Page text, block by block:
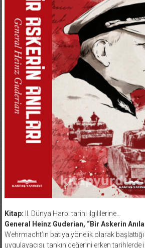
Kitap: II. Dünya Harbi tarihi ilgililerine…
General Heinz Guderian, “Bir Askerin
Wehrmacht’ın batıya yönelik olarak başlattığı
uygulayacısı, tankın değerini erken